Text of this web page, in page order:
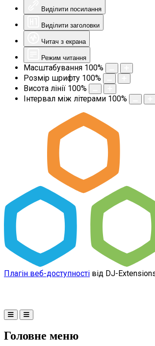
Виділити посилання
Виділити заголовки
Читач з екрана
Режим читання
Масштабування 100%
Розмір шрифту 100%
Висота лінії 100%
Інтервал між літерами 100%
Плагін веб-доступності від DJ-
Головне меню